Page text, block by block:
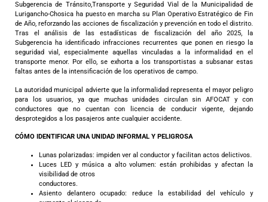
Subgerencia de Tránsito,Transporte y Seguridad Vial de la Municipalidad de
Lurigancho-Chosica ha puesto en marcha su Plan Operativo Estratégico de Fin
de Año, reforzando las acciones de fiscalización y prevención en todo el distrito.
Tras el análisis de las estadísticas de fiscalización del año 2025, la
Subgerencia ha identificado infracciones recurrentes que ponen en riesgo la
seguridad vial, especialmente aquellas vinculadas a la informalidad en el
transporte menor. Por ello, se exhorta a los transportistas a subsanar estas
faltas antes de la intensificación de los operativos de campo.
La autoridad municipal advierte que la informalidad representa el mayor peligro
para los usuarios, ya que muchas unidades circulan sin AFOCAT y con
conductores que no cuentan con licencia de conducir vigente, dejando
desprotegidos a los pasajeros ante cualquier accidente.
CÓMO IDENTIFICAR UNA UNIDAD INFORMAL Y PELIGROSA
Lunas polarizadas: impiden ver al conductor y facilitan actos delictivos.
Luces LED y música a alto volumen: están prohibidas y afectan la
visibilidad de otros
conductores.
Asiento delantero ocupado: reduce la estabilidad del vehículo y